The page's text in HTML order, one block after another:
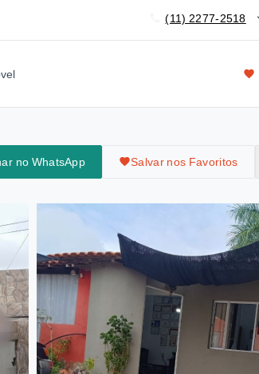
(11) 2277-2518
no WhatsApp Salvar nos Favoritos